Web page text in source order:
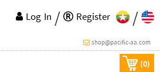
/
Register
/
Log In
shop@pacific-aa.com
(0)